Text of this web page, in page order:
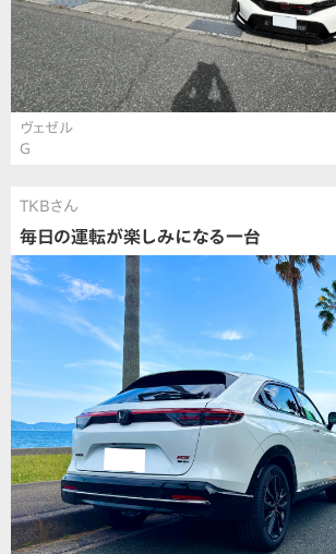
ヴェゼル
G
TKBさん
毎日の運転が楽しみになる一台